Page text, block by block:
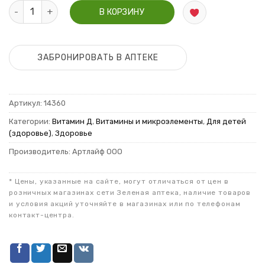
Количество Risingstar Витамин Д3 400 МЕ cпрей для детей
В КОРЗИНУ
ЗАБРОНИРОВАТЬ В АПТЕКЕ
Артикул: 14360
Категории: Витамин Д, Витамины и микроэлементы, Для детей
(здоровье), Здоровье
Производитель: Артлайф ООО
* Цены, указанные на сайте, могут отличаться от цен в
розничных магазинах сети Зеленая аптека, наличие товаров
и условия акций уточняйте в магазинах или по телефонам
контакт-центра.